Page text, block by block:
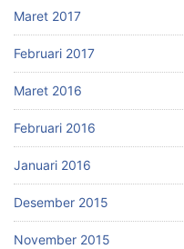
Maret 2017
Februari 2017
Maret 2016
Februari 2016
Januari 2016
Desember 2015
November 2015